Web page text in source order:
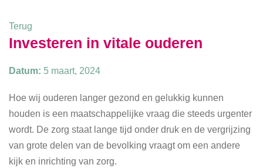
Terug
Investeren in vitale ouderen
Datum: 5 maart, 2024
Hoe wij ouderen langer gezond en gelukkig kunnen
houden is een maatschappelijke vraag die steeds urgenter
wordt. De zorg staat lange tijd onder druk en de vergrijzing
van grote delen van de bevolking vraagt om een andere
kijk en inrichting van zorg.